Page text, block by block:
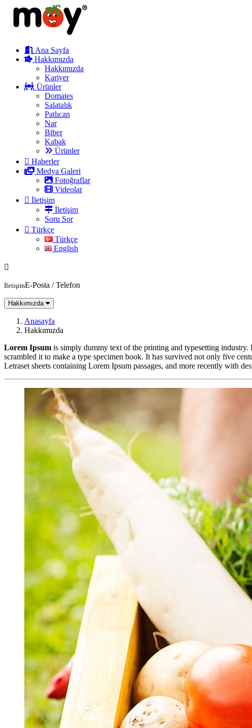
Ana Sayfa
Hakkımızda
Hakkımızda
Kariyer
Ürünler
Domates
Salatalık
Patlıcan
Nar
Biber
Kabak
Ürünler
Haberler
Medya Galeri
Fotoğraflar
Videolar
İletişim
İletişim
Soru Sor
Türkçe
Türkçe
English
İletişimE-Posta / Telefon
Hakkımızda
Anasayfa
Hakkımızda
Lorem Ipsum is simply dummy text of the printing and typesetting
scrambled it to make a type specimen book. It has survived not only five
Letraset sheets containing Lorem Ipsum passages, and more recently with